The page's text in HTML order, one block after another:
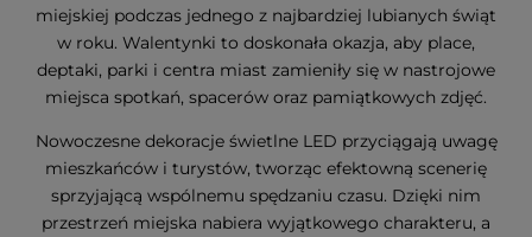
miejskiej podczas jednego z najbardziej lubianych świąt
w roku. Walentynki to doskonała okazja, aby place,
deptaki, parki i centra miast zamieniły się w nastrojowe
miejsca spotkań, spacerów oraz pamiątkowych zdjęć.
Nowoczesne dekoracje świetlne LED przyciągają uwagę
mieszkańców i turystów, tworząc efektowną scenerię
sprzyjającą wspólnemu spędzaniu czasu. Dzięki nim
przestrzeń miejska nabiera wyjątkowego charakteru, a